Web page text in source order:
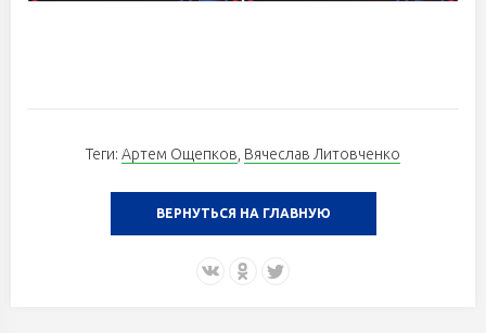
Теги: Артем Ощепков Вячеслав Литовченко
ВЕРНУТЬСЯ НА ГЛАВНУЮ